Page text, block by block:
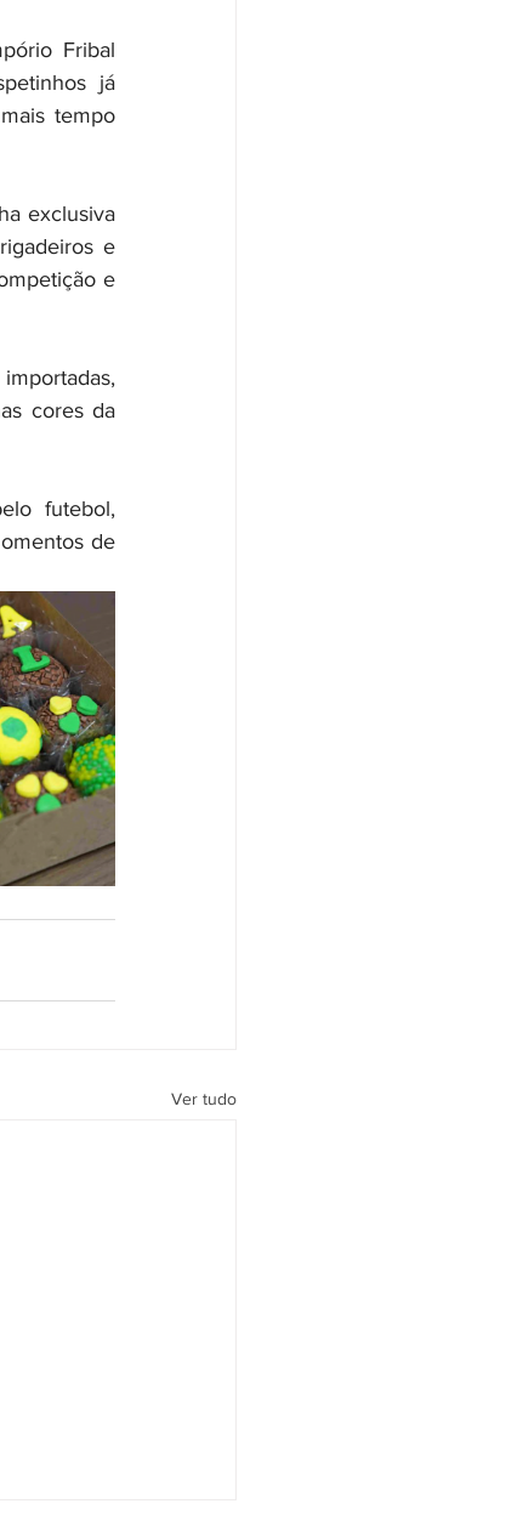
Fribal
já
tempo
exclusiva
e
e
cores da
futebol,
de
Ver tudo